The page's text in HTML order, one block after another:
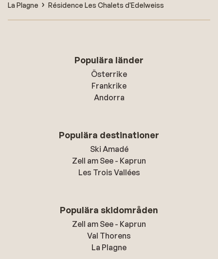
La Plagne
Résidence Les Chalets d'Edelweiss
Populära länder
Österrike
Frankrike
Andorra
Populära destinationer
Ski Amadé
Zell am See - Kaprun
Les Trois Vallées
Populära skidområden
Zell am See - Kaprun
Val Thorens
La Plagne